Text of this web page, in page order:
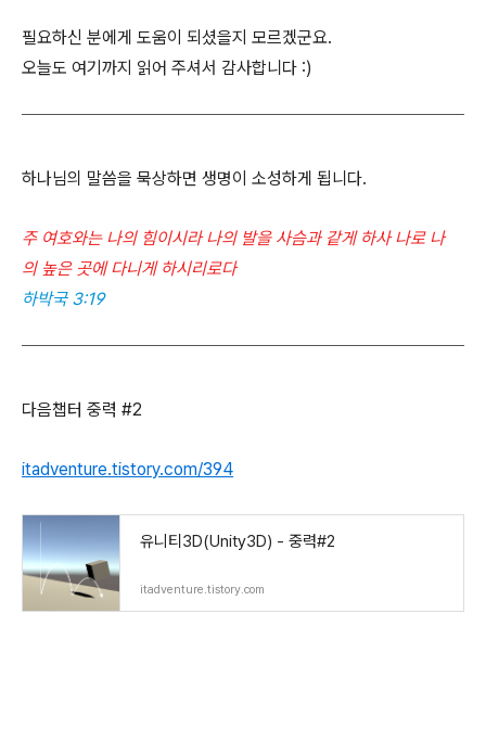
필요하신 분에게 도움이 되셨을지 모르겠군요.
오늘도 여기까지 읽어 주셔서 감사합니다 :)
하나님의 말씀을 묵상하면 생명이 소성하게 됩니다.
주 여호와는 나의 힘이시라 나의 발을 사슴과 같게 하사 나로 나
의 높은 곳에 다니게 하시리로다
하박국 3:19
다음챕터 중력 #2
itadventure.tistory.com/394
유니티3D(Unity3D) - 중력#2
itadventure.tistory.com